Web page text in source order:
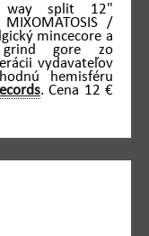
split 12"
MIXOMATOSIS /
mincecore a
gore zo
vydavateľov
hemisféru
. Cena 12 €